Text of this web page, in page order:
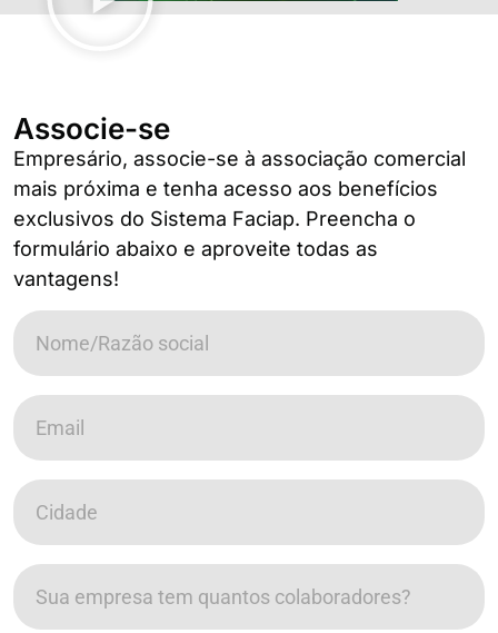
Associe-se
Empresário, associe-se à associação comercial
mais próxima e tenha acesso aos benefícios
exclusivos do Sistema Faciap. Preencha o
formulário abaixo e aproveite todas as
vantagens!